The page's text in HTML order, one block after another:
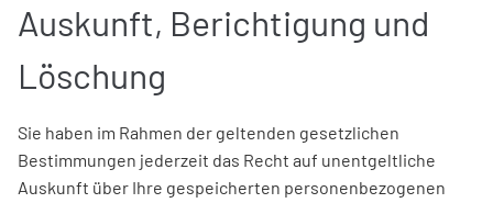
Auskunft, Berichtigung und
Löschung
Sie haben im Rahmen der geltenden gesetzlichen
Bestimmungen jederzeit das Recht auf unentgeltliche
Auskunft über Ihre gespeicherten personenbezogenen